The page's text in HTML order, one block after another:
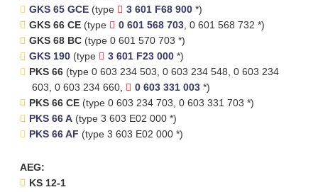
GKS 65 GCE(type 3 601 F68 900*)
GKS 66 CE(type 0 601 568 703, 0 601 568 732 *)
GKS 68 BC(type 0 601 570 703 *)
GKS 190(type 3 601 F23 000*)
PKS 66(type 0 603 234 503, 0 603 234 548, 0 603 234
603, 0 603 234 660,
0 603 331 003 *)
PKS 66 CE(type 0 603 234 703, 0 603 331 703 *)
PKS 66 A(type 3 603 E02 000 *)
PKS 66 AF (type 3 603 E02 000 *)
AEG:
KS 12-1